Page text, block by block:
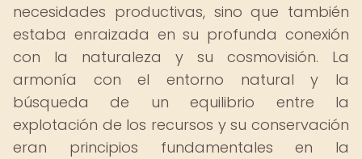
necesidades productivas, sino que también
estaba enraizada en su profunda conexión
con la naturaleza y su cosmovisión. La
armonía con el entorno natural y la
búsqueda de un equilibrio entre la
explotación de los recursos y su conservación
eran principios fundamentales en la